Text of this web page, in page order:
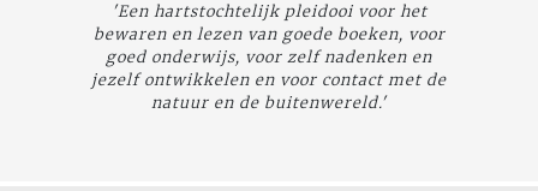
'Een hartstochtelijk pleidooi voor het
bewaren en lezen van goede boeken, voor
goed onderwijs, voor zelf nadenken en
jezelf ontwikkelen en voor contact met de
natuur en de buitenwereld.'